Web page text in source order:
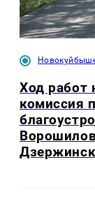
Ход работ
комиссия